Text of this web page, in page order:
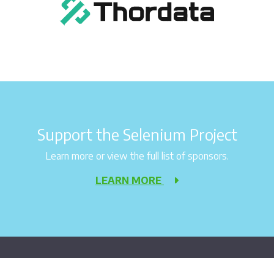
Support the Selenium Project
Learn more or view the full list of sponsors.
LEARN MORE